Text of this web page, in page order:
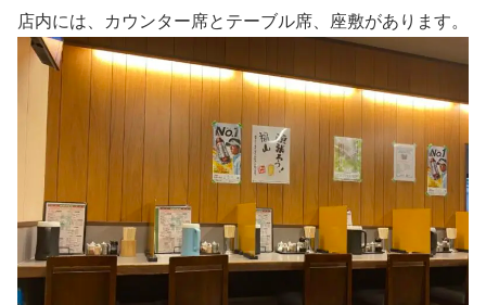
店内には、カウンター席とテーブル席、座敷があります。